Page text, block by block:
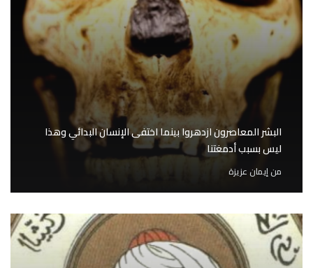
البشر المعاصرون ازدهروا بينما اختفى الإنسان البدائي وهذا
ليس بسبب أدمغتنا
منإيمان عزيزة